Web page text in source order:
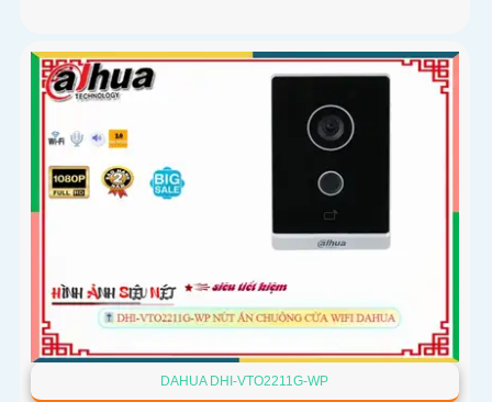
DAHUA DHI-VTO2211G-WP